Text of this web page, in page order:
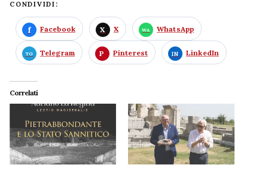
CONDIVIDI:
Facebook X WhatsApp
Telegram Pinterest LinkedIn
Correlati